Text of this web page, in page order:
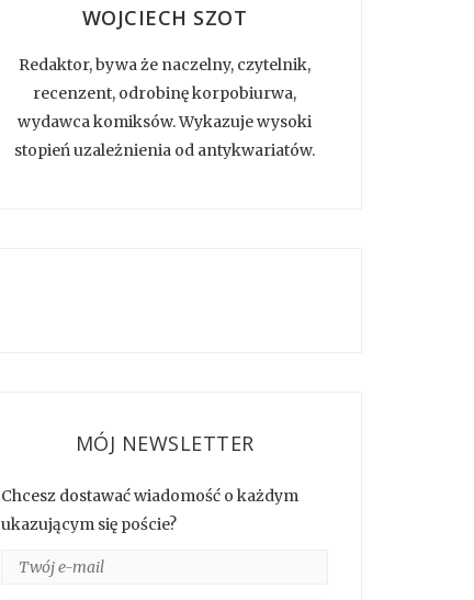
WOJCIECH SZOT
Redaktor, bywa że naczelny, czytelnik,
recenzent, odrobinę korpobiurwa,
wydawca komiksów. Wykazuje wysoki
stopień uzależnienia od antykwariatów.
MÓJ NEWSLETTER
Chcesz dostawać wiadomość o każdym
ukazującym się poście?